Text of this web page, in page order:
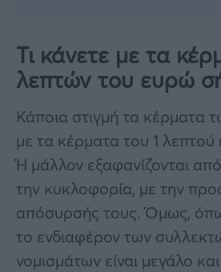
Τι κάνετε με τα
λεπτών του ευρώ
Κάποια στιγμή τα κέρματα
με τα κέρματα του 1 λεπτού
Ή μάλλον εξαφανίζονται
την κυκλοφορία, με την
απόσυρσής τους. Όμως,
το ενδιαφέρον των
νομισμάτων είναι μεγάλο